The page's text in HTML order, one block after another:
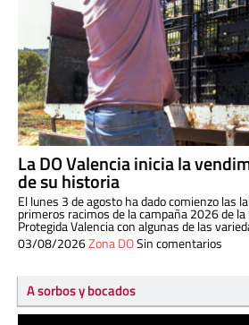
La DO Valencia inicia la
de su historia
El lunes 3 de agosto ha dado comienzo las
primeros racimos de la campaña 2026 de
Protegida Valencia con algunas de las
03/08/2026Zona DOSin comentarios
A sorbos y bocados